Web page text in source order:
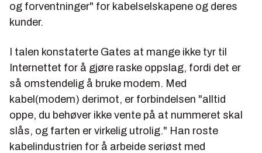
og forventninger" for kabelselskapene og deres
kunder.
I talen konstaterte Gates at mange ikke tyr til
Internettet for å gjøre raske oppslag, fordi det er
så omstendelig å bruke modem. Med
kabel(modem) derimot, er forbindelsen "alltid
oppe, du behøver ikke vente på at nummeret skal
slås, og farten er virkelig utrolig." Han roste
kabelindustrien for å arbeide seriøst med